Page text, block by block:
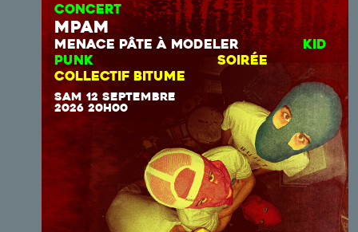
CONCERT
mpam
MENACE PÂTE À MODELER KID
PUNK
SOIRÉE
COLLECTIF BITUME
SAM 12 SEPTEMBRE
2026 20H00